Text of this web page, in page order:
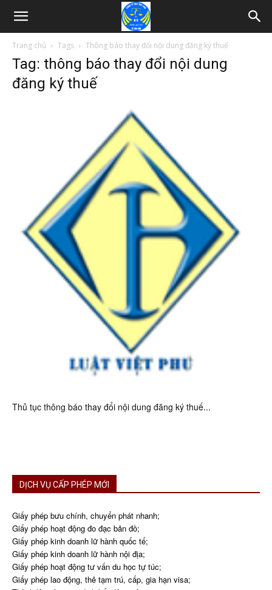
Trang chủ Tags Thông báo thay đổi nội dung đăng ký thuế
Tag: thông báo thay đổi nội dung
đăng ký thuế
Thủ tục thông báo thay đổi nội dung đăng ký thuế...
DỊCH VỤ CẤP PHÉP MỚI
Giấy phép bưu chính, chuyển phát nhanh;
Giấy phép hoạt động đo đạc bản đồ;
Giấy phép kinh doanh lữ hành quốc tế;
Giấy phép kinh doanh lữ hành nội địa;
Giấy phép hoạt động tư vấn du học tự túc;
Giấy phép lao động, thẻ tạm trú, cấp, gia hạn visa;